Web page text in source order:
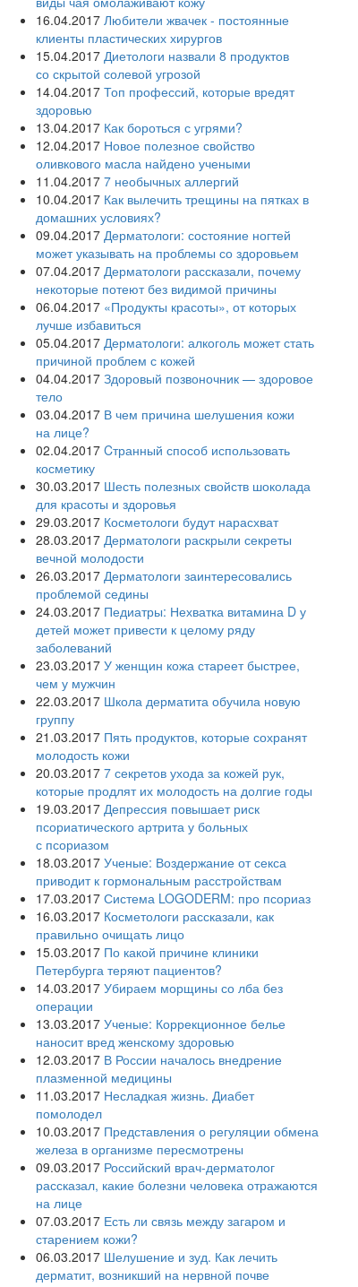
16.04.2017 Любители жвачек - постоянные
клиенты пластических хирургов
15.04.2017 Диетологи назвали 8 продуктов
со скрытой солевой угрозой
14.04.2017 Топ профессий, которые вредят
здоровью
13.04.2017 Как бороться с угрями?
12.04.2017 Новое полезное свойство
оливкового масла‍ найдено учеными
11.04.2017 7 необычных аллергий
10.04.2017 Как вылечить трещины на пятках в
домашних условиях?
09.04.2017 Дерматологи: состояние ногтей
может указывать на проблемы со здоровьем
07.04.2017 Дерматологи рассказали, почему
некоторые потеют без видимой причины
06.04.2017 «Продукты красоты», от которых
лучше избавиться
05.04.2017 Дерматологи: алкоголь может стать
причиной проблем с кожей
04.04.2017 Здоровый позвоночник — здоровое
тело
03.04.2017 В чем причина шелушения кожи
на лице?
02.04.2017 Cтранный способ использовать
косметику
30.03.2017 Шесть полезных свойств шоколада
для красоты и здоровья
29.03.2017 Косметологи будут нарасхват
28.03.2017 Дерматологи раскрыли секреты
вечной молодости
26.03.2017 Дерматологи заинтересовались
проблемой седины
24.03.2017 Педиатры: Нехватка витамина D у
детей может привести к целому ряду
заболеваний
23.03.2017 У женщин кожа стареет быстрее,
чем у мужчин
22.03.2017 Школа дерматита обучила новую
группу
21.03.2017 Пять продуктов, которые сохранят
молодость кожи
20.03.2017 7 секретов ухода за кожей рук,
которые продлят их молодость на долгие годы
19.03.2017 Депрессия повышает риск
псориатического артрита у больных
с псориазом
18.03.2017 Ученые: Воздержание от секса
приводит к гормональным расстройствам
17.03.2017 Система LOGODERM: про псориаз
16.03.2017 Косметологи рассказали, как
правильно очищать лицо
15.03.2017 По какой причине клиники
Петербурга теряют пациентов?
14.03.2017 Убираем морщины со лба без
операции
13.03.2017 Ученые: Коррекционное белье
наносит вред женскому здоровью
12.03.2017 В России началось внедрение
плазменной медицины
11.03.2017 Несладкая жизнь. Диабет
помолодел
10.03.2017 Представления о регуляции обмена
железа в организме пересмотрены
09.03.2017 Российский врач-дерматолог
рассказал, какие болезни человека отражаются
на лице
07.03.2017 Есть ли связь между загаром и
старением кожи?
06.03.2017 Шелушение и зуд. Как лечить
дерматит, возникший на нервной почве